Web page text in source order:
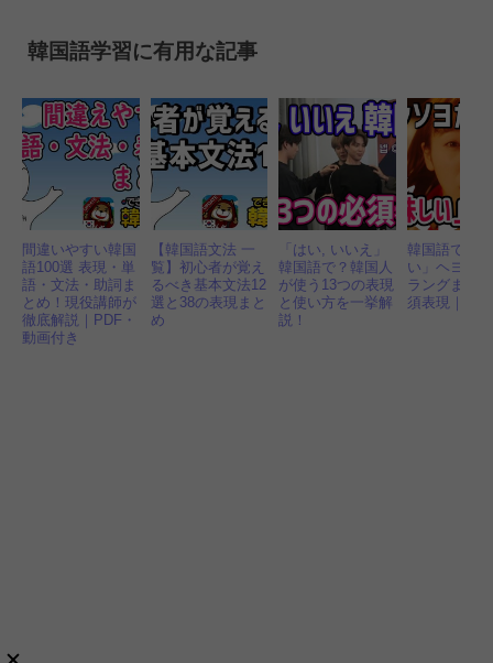
韓国語学習に有用な記事
間違いやすい韓国
語100選 表現・単
語・文法・助詞ま
とめ！現役講師が
徹底解説｜PDF・
動画付き
【韓国語文法 一
覧】初心者が覚え
るべき基本文法12
選と38の表現まと
め
「はい, いいえ」
韓国語で？韓国人
が使う13つの表現
と使い方を一挙解
説！
韓国語で「
い」ヘヨ体
ラングまで
須表現｜音